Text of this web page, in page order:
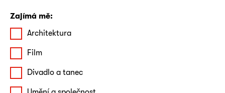
Zajímá mě:
Architektura
Film
Divadlo a tanec